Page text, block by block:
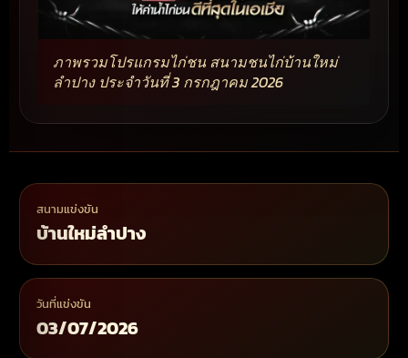
ภาพรวมโปรแกรมไก่ชน สนามชนไก่บ้านใหม่
ลำปาง ประจำวันที่ 3 กรกฎาคม 2026
สนามแข่งขัน
บ้านใหม่ลำปาง
วันที่แข่งขัน
03/07/2026